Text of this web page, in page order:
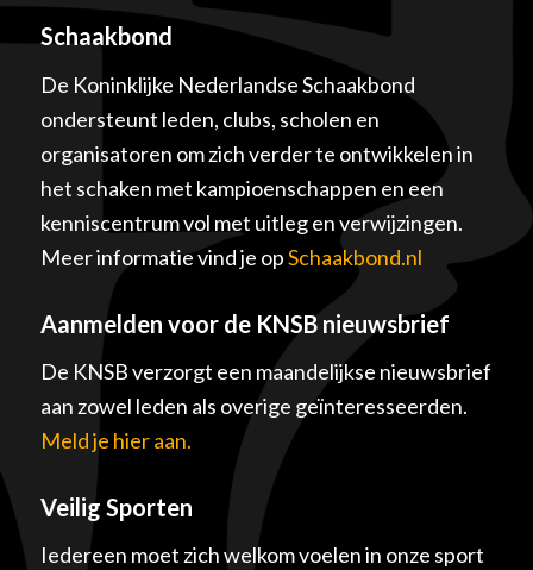
Schaakbond
De Koninklijke Nederlandse Schaakbond
ondersteunt leden, clubs, scholen en
organisatoren om zich verder te ontwikkelen in
het schaken met kampioenschappen en een
kenniscentrum vol met uitleg en verwijzingen.
Meer informatie vind je opSchaakbond.nl
Aanmelden voor de KNSB nieuwsbrief
De KNSB verzorgt een maandelijkse nieuwsbrief
aan zowel leden als overige geïnteresseerden.
Meld je hier aan.
Veilig Sporten
Iedereen moet zich welkom voelen in onze sport